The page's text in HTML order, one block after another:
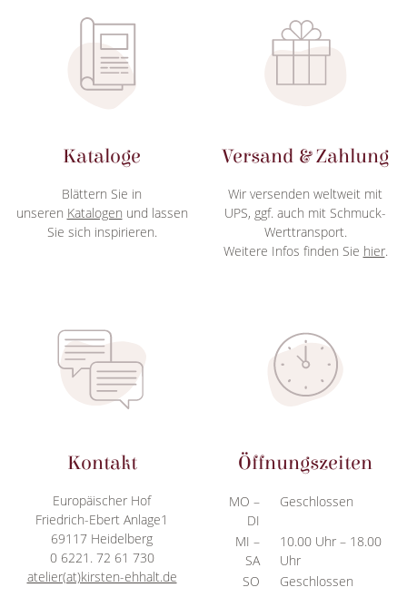
Kataloge
Blättern Sie in
unseren Katalogen und lassen
Sie sich inspirieren.
Versand & Zahlung
Wir versenden weltweit mit
UPS, ggf. auch mit Schmuck-
Werttransport.
Weitere Infos finden Sie hier.
Kontakt
Europäischer Hof
Friedrich-Ebert Anlage1
69117 Heidelberg
0 6221. 72 61 730
atelier(at)kirsten-ehhalt.de
Öffnungszeiten
MO –
DI
Geschlossen
MI –
SA
10.00 Uhr – 18.00
Uhr
SO
Geschlossen